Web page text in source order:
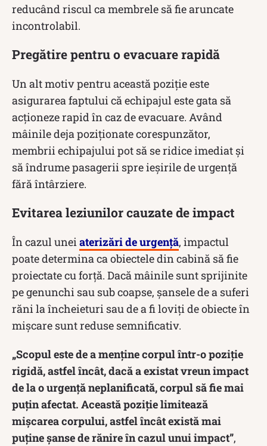
reducând riscul ca membrele să fie aruncate
incontrolabil.
Pregătire pentru o evacuare rapidă
Un alt motiv pentru această poziție este
asigurarea faptului că echipajul este gata să
acționeze rapid în caz de evacuare. Având
mâinile deja poziționate corespunzător,
membrii echipajului pot să se ridice imediat și
să îndrume pasagerii spre ieșirile de urgență
fără întârziere.
Evitarea leziunilor cauzate de impact
În cazul unei aterizări de urgență, impactul
poate determina ca obiectele din cabină să fie
proiectate cu forță. Dacă mâinile sunt sprijinite
pe genunchi sau sub coapse, șansele de a suferi
răni la încheieturi sau de a fi loviți de obiecte în
mișcare sunt reduse semnificativ.
„Scopul este de a menține corpul într-o poziție
rigidă, astfel încât, dacă a existat vreun impact
de la o urgență neplanificată, corpul să fie mai
puțin afectat. Această poziție limitează
mișcarea corpului, astfel încât există mai
puține șanse de rănire în cazul unui impact”,